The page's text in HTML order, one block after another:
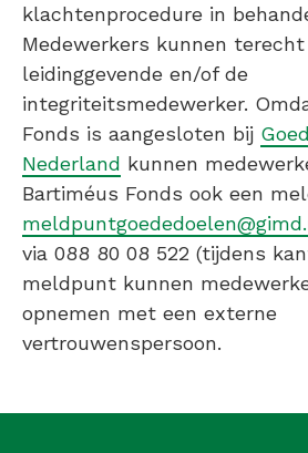
klachtenprocedure in
Medewerkers kunnen
leidinggevende en/of de
integriteitsmedewerker.
Fonds is aangesloten bij
Nederland kunnen
Bartiméus Fonds ook een
via 088 80 08 522 (tijdens
meldpunt kunnen
opnemen met een externe
vertrouwenspersoon.